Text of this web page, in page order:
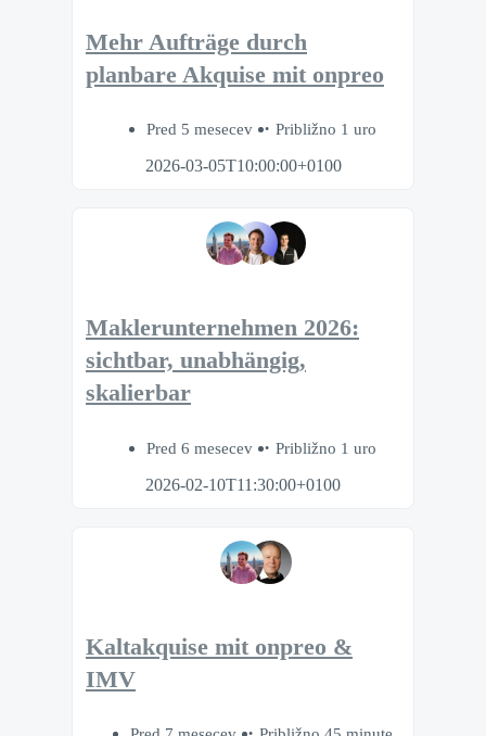
Mehr Aufträge durch
planbare Akquise mit onpreo
Pred 5 mesecev
Približno 1 uro
2026-03-05T10:00:00+0100
Maklerunternehmen 2026:
sichtbar, unabhängig,
skalierbar
Pred 6 mesecev
Približno 1 uro
2026-02-10T11:30:00+0100
Kaltakquise mit onpreo &
IMV